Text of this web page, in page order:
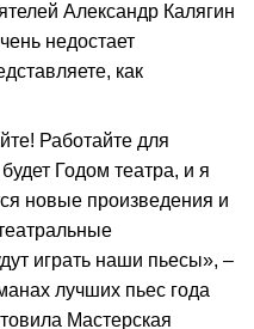
Александр Калягин
недостает
как
Работайте для
Годом театра, и я
новые произведения и
играть наши пьесы», –
лучших пьес года
Мастерская